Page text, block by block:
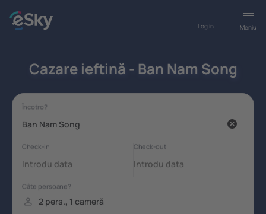
Meniu
Log in
Cazare ieftină - Ban Nam Song